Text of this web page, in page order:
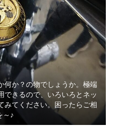
何か？の物でしょうか。極端
できるので、いろいろとネッ
みてください。困ったらご相
～♪